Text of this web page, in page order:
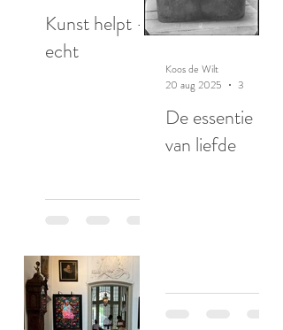
Kunst helpt -
echt
De essentie
van liefde
Koos de Wilt
20 aug 2025